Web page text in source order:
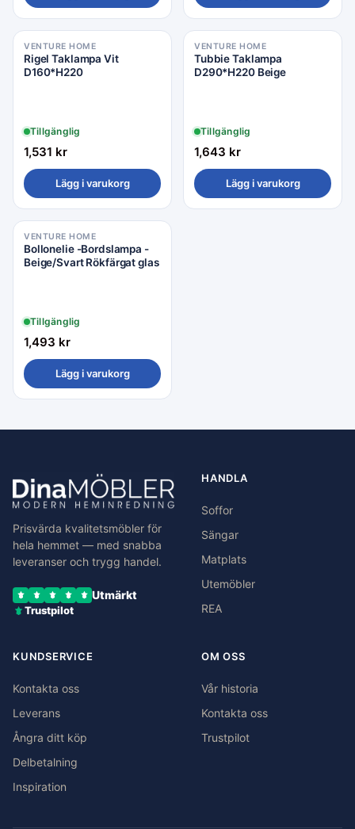
VENTURE HOME
Rigel Taklampa Vit
D160*H220
Tillgänglig
1,531 kr
Lägg i varukorg
VENTURE HOME
Tubbie Taklampa
D290*H220 Beige
Tillgänglig
1,643 kr
Lägg i varukorg
VENTURE HOME
Bollonelie -Bordslampa -
Beige/Svart Rökfärgat glas
Tillgänglig
1,493 kr
Lägg i varukorg
Prisvärda kvalitetsmöbler för
hela hemmet — med snabba
leveranser och trygg handel.
Utmärkt
Trustpilot
HANDLA
Soffor
Sängar
Matplats
Utemöbler
REA
KUNDSERVICE
Kontakta oss
Leverans
Ångra ditt köp
Delbetalning
Inspiration
OM OSS
Vår historia
Kontakta oss
Trustpilot